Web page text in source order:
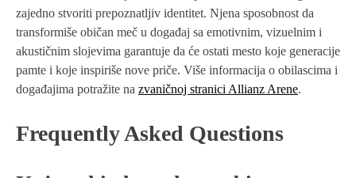
zajedno stvoriti prepoznatljiv identitet. Njena sposobnost da
transformiše običan meč u događaj sa emotivnim, vizuelnim i
akustičnim slojevima garantuje da će ostati mesto koje generacije
pamte i koje inspiriše nove priče. Više informacija o obilascima i
događajima potražite na zvaničnoj stranici Allianz Arene.
Frequently Asked Questions